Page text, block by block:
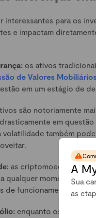
interessantes para os
e impactam
os ativos
de Valores
em um estágio de
são notoriamente
em
volatilidade também
as criptomoedas
a qualquer momento,
de funcionamento dos
enquanto os ativos
A
Sua
as